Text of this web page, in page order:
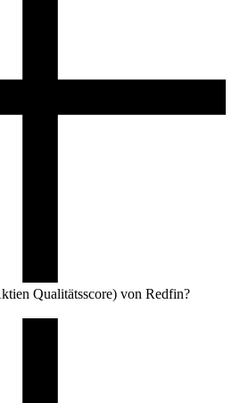
Qualitätsscore) von Redfin?